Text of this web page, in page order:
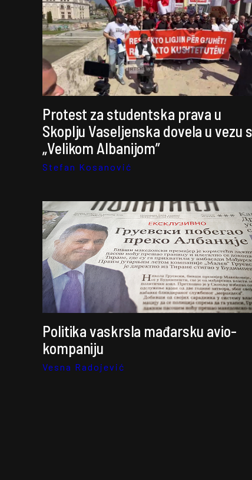
Protest za studentska prava u
Skoplju Vaseljenska dovela u vezu
„Velikom Albanijom”
Stefan Kosanović
Politika vaskrsla mađarsku avio-
kompaniju
Vesna Radojević